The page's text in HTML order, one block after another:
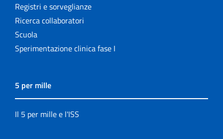
Registri e sorveglianze
Ricerca collaboratori
Scuola
Sperimentazione clinica fase I
5 per mille
Il 5 per mille e l'ISS